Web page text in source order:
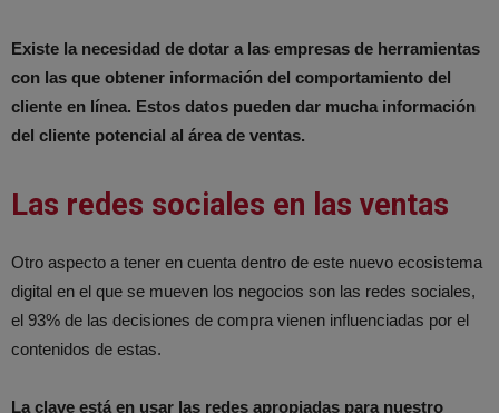
Existe la necesidad de dotar a las empresas de herramientas
con las que obtener información del comportamiento del
cliente en línea. Estos datos pueden dar mucha información
del cliente potencial al área de ventas.
Las redes sociales en las ventas
Otro aspecto a tener en cuenta dentro de este nuevo ecosistema
digital en el que se mueven los negocios son las redes sociales,
el 93% de las decisiones de compra vienen influenciadas por el
contenidos de estas.
La clave está en usar las redes apropiadas para nuestro